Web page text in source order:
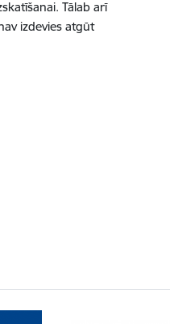
Tālab arī
izdevies atgūt